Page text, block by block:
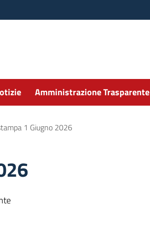
Amministrazione Trasparente
1 Giugno 2026